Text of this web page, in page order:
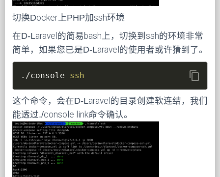
切换Docker上PHP加ssh环境
在D-Laravel的简易bash上，切换到ssh的环境非常
简单，如果您已是D-Laravel的使用者或许猜到了。
content_copy
./console ssh
这个命令，会在D-Laravel的目录创建软连结，我们
能透过./console link命令确认。